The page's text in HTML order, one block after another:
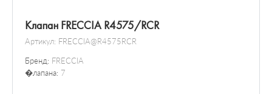
Клапан FRECCIA R4575/RCR
Артикул: FRECCIA@R4575RCR
Бренд: FRECCIA
�лапана: 7